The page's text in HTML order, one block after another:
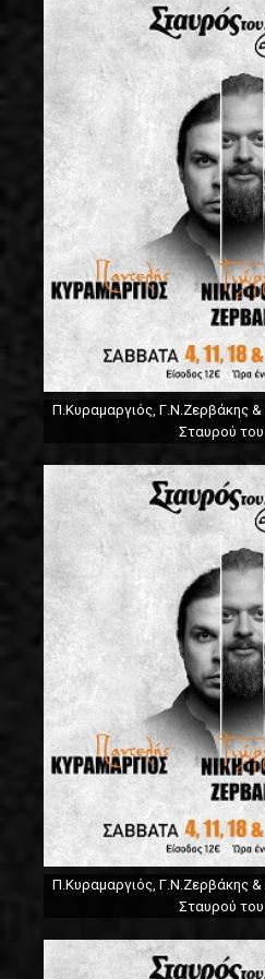
Π.Κυραμαργιός, Γ.Ν.Ζερβάκης
Σταυρού
Π.Κυραμαργιός, Γ.Ν.Ζερβάκης
Σταυρού